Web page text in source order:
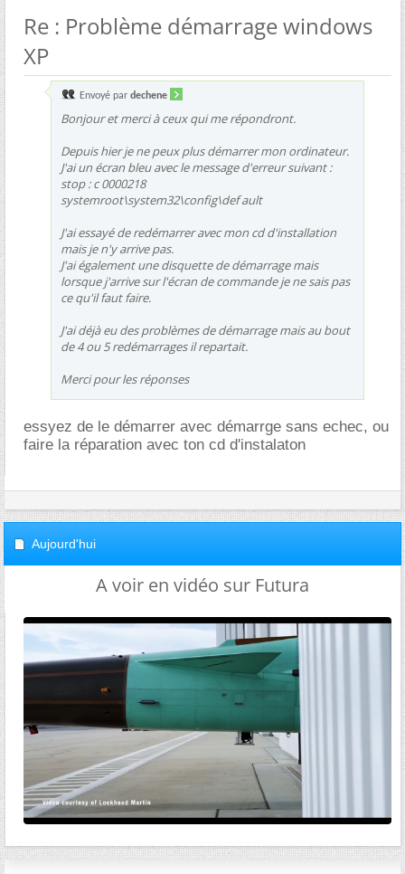
Re : Problème démarrage windows
XP
Envoyé par dechene
Bonjour et merci à ceux qui me répondront.
Depuis hier je ne peux plus démarrer mon ordinateur.
J'ai un écran bleu avec le message d'erreur suivant :
stop : c 0000218
systemroot\system32\config\def ault
J'ai essayé de redémarrer avec mon cd d'installation
mais je n'y arrive pas.
J'ai également une disquette de démarrage mais
lorsque j'arrive sur l'écran de commande je ne sais pas
ce qu'il faut faire.
J'ai déjà eu des problèmes de démarrage mais au bout
de 4 ou 5 redémarrages il repartait.
Merci pour les réponses
essyez de le démarrer avec démarrge sans echec, ou
faire la réparation avec ton cd d'instalaton
Aujourd'hui
A voir en vidéo sur Futura